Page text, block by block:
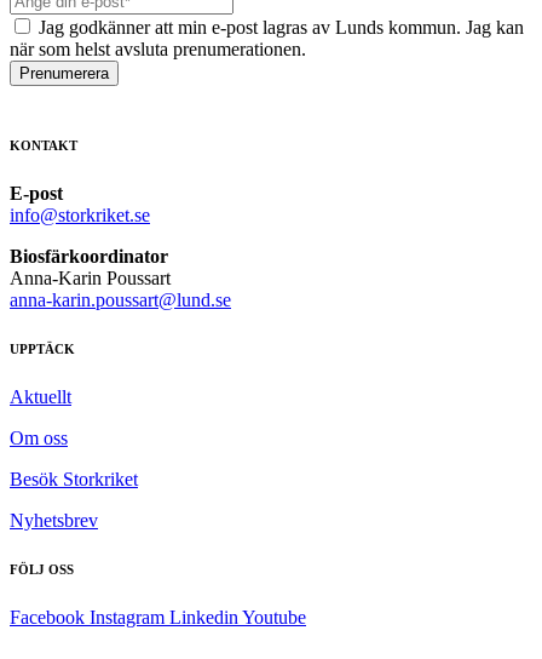
Jag godkänner att min e-post lagras av Lunds kommun. Jag kan
när som helst avsluta prenumerationen.
Prenumerera
KONTAKT
E-post
info@storkriket.se
Biosfärkoordinator
Anna-Karin Poussart
anna-karin.poussart@lund.se
UPPTÄCK
Aktuellt
Om oss
Besök Storkriket
Nyhetsbrev
FÖLJ OSS
Facebook Instagram Linkedin Youtube